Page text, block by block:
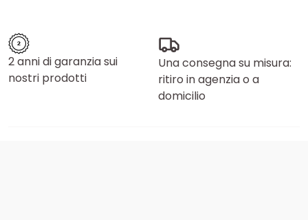
2 anni di garanzia sui
nostri prodotti
Una consegna su misura:
ritiro in agenzia o a
domicilio